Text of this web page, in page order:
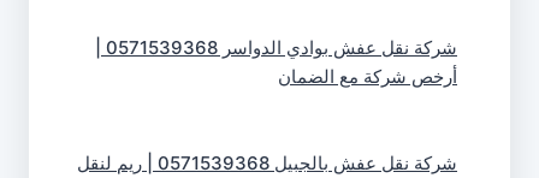
أرخص شركة مع الضمان
شركة نقل عفش بالجبيل 0571539368 | ريم لنقل